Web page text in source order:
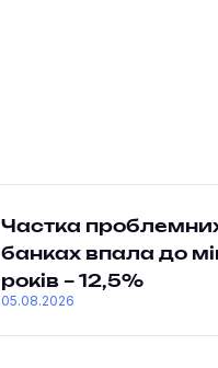
Частка
банках впала до
років – 12,5%
05.08.2026